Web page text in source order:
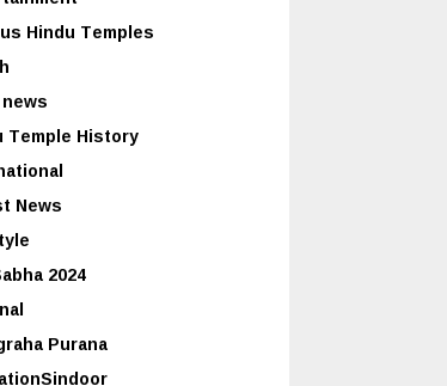
Hindu Temples
Temple History
News
2024
Purana